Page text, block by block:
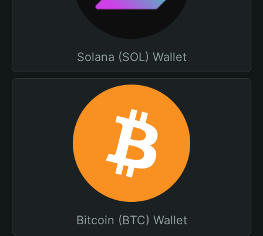
Solana (SOL) Wallet
Bitcoin (BTC) Wallet